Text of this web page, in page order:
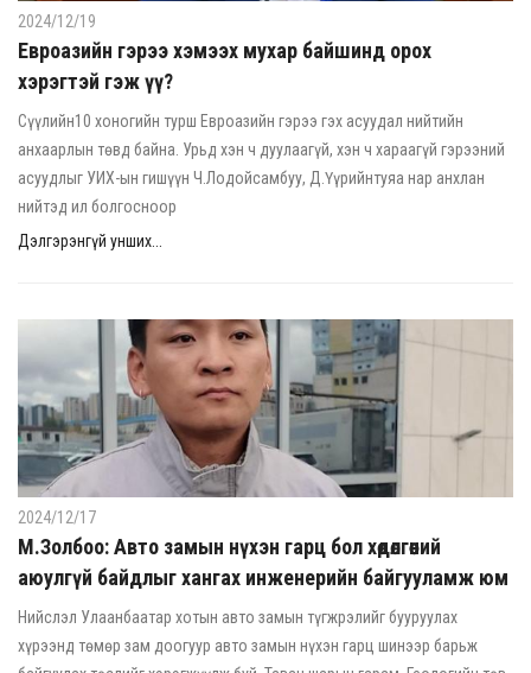
2024/12/19
Евроазийн гэрээ хэмээх мухар байшинд орох
хэрэгтэй гэж үү?
Сүүлийн10 хоногийн турш Евроазийн гэрээ гэх асуудал нийтийн
анхаарлын төвд байна. Урьд хэн ч дуулаагүй, хэн ч хараагүй гэрээний
асуудлыг УИХ-ын гишүүн Ч.Лодойсамбуу, Д.Үүрийнтуяа нар анхлан
нийтэд ил болгосноор
Дэлгэрэнгүй унших...
2024/12/17
М.Золбоо: Авто замын нүхэн гарц бол хөдөлгөөний
аюулгүй байдлыг хангах инженерийн байгууламж юм
Нийслэл Улаанбаатар хотын авто замын түгжрэлийг бууруулах
хүрээнд төмөр зам доогуур авто замын нүхэн гарц шинээр барьж